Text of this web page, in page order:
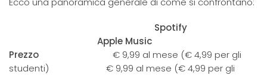
Spotify
Apple Music
Prezzo € 9,99 al mese (€ 4,99 per gli
studenti) € 9,99 al mese (€ 4,99 per gli